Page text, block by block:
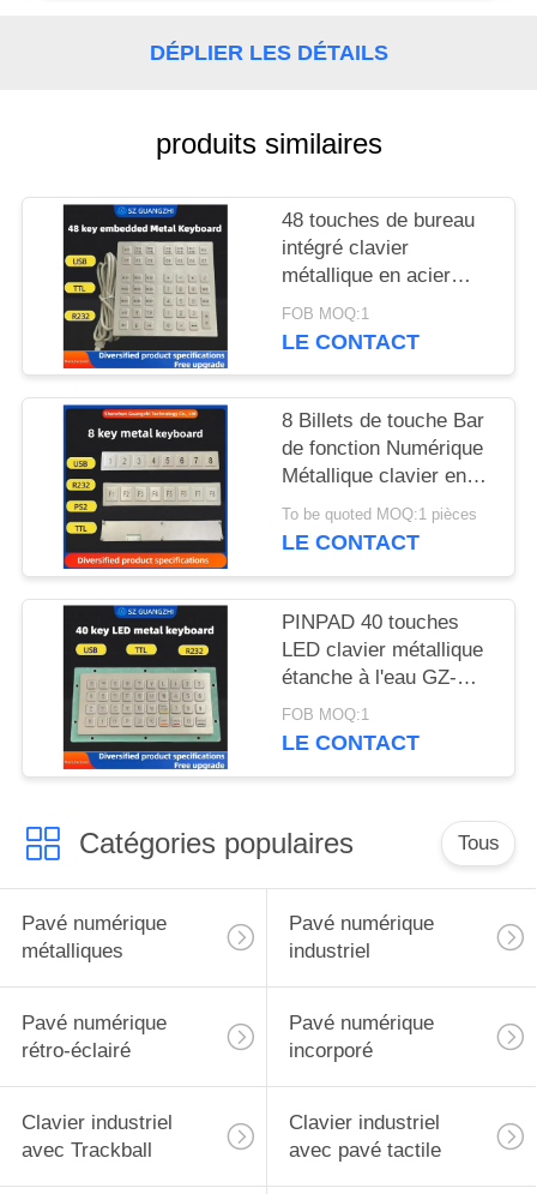
PRIVACY
POLICY
DÉPLIER LES DÉTAILS
produits similaires
48 touches de bureau
intégré clavier
métallique en acier
inoxydable interface
USB GZ-B035013
FOB MOQ:1
LE CONTACT
8 Billets de touche Bar
de fonction Numérique
Métallique clavier en
acier inoxydable 304
Side Key Pinpad
To be quoted MOQ:1 pièces
LE CONTACT
PINPAD 40 touches
LED clavier métallique
étanche à l'eau GZ-
C001055 R232
interface
FOB MOQ:1
LE CONTACT
Catégories populaires Tous
Pavé numérique
métalliques
Pavé numérique
industriel
Pavé numérique
rétro-éclairé
Pavé numérique
incorporé
Clavier industriel
avec Trackball
Clavier industriel
avec pavé tactile